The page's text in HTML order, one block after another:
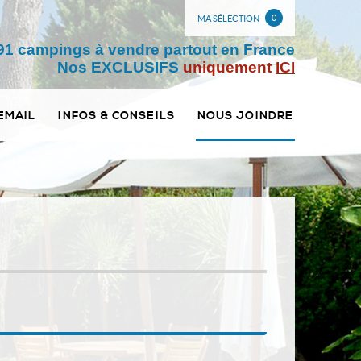
MA SÉLECTION 0
campings à vendre partout en France
Nos EXCLUSIFS uniquementICI
INFOS & CONSEILS NOUS JOINDRE